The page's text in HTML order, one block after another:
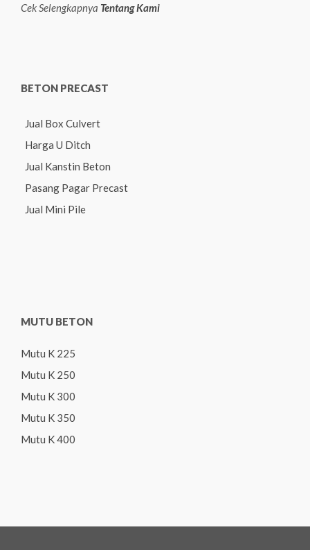
Cek Selengkapnya Tentang Kami
BETON PRECAST
Jual Box Culvert
Harga U Ditch
Jual Kanstin Beton
Pasang Pagar Precast
Jual Mini Pile
MUTU BETON
Mutu K 225
Mutu K 250
Mutu K 300
Mutu K 350
Mutu K 400